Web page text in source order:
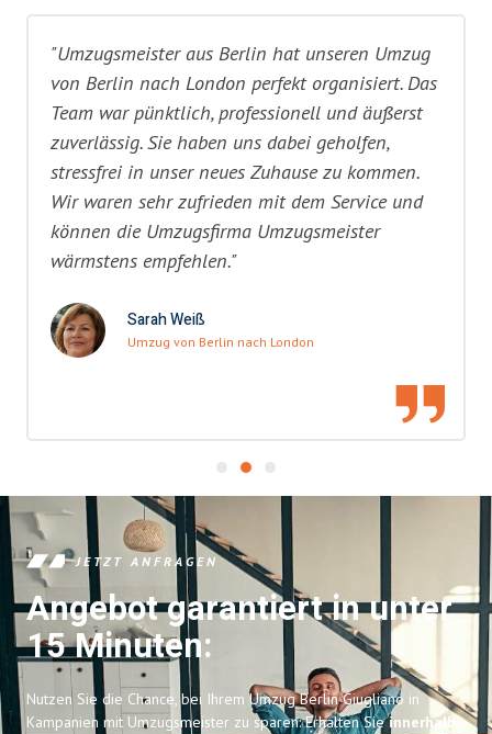
"Umzugsmeister aus Berlin hat unseren Umzug
von Berlin nach London perfekt organisiert. Das
Team war pünktlich, professionell und äußerst
zuverlässig. Sie haben uns dabei geholfen,
stressfrei in unser neues Zuhause zu kommen.
Wir waren sehr zufrieden mit dem Service und
können die Umzugsfirma Umzugsmeister
wärmstens empfehlen."
Sarah Weiß
Umzug von Berlin nach London
JETZT ANFRAGEN
Angebot garantiert in unter
15 Minuten:
Nutzen Sie die Chance, bei Ihrem Umzug Berlin Giugliano in
Kampanien mit Umzugsmeister zu sparen: Erhalten Sieinnerhalb